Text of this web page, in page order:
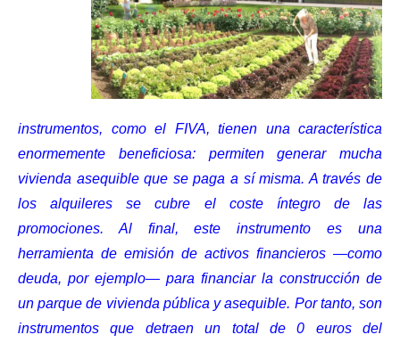
instrumentos, como el FIVA, tienen una característica
enormemente beneficiosa: permiten generar mucha
vivienda asequible que se paga a sí misma. A través de
los alquileres se cubre el coste íntegro de las
promociones. Al final, este instrumento es una
herramienta de emisión de activos financieros —como
deuda, por ejemplo— para financiar la construcción de
un parque de vivienda pública y asequible. Por tanto, son
instrumentos que detraen un total de 0 euros del